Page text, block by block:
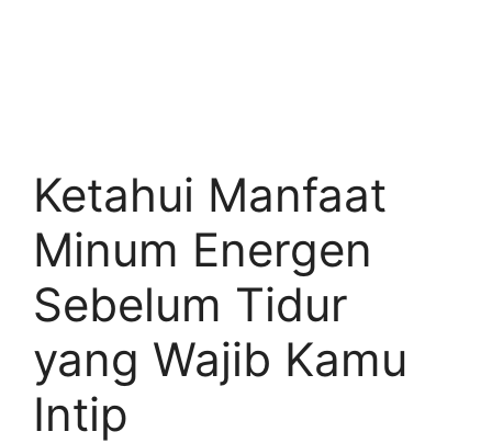
Ketahui Manfaat
Minum Energen
Sebelum Tidur
yang Wajib Kamu
Intip